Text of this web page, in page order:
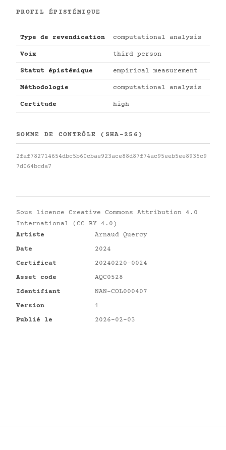
PROFIL ÉPISTÉMIQUE
Type de revendication computational analysis
Voix third person
Statut épistémique empirical measurement
Méthodologie computational analysis
Certitude high
SOMME DE CONTRÔLE (SHA-256)
2faf782714654dbc5b60cbae923ace88d87f74ac95eeb5ee8935c9
7d064bcda7
Sous licence Creative Commons Attribution 4.0
International (CC BY 4.0)
Artiste
Arnaud Quercy
Date
2024
Certificat
20240220-0024
Asset code
AQC0528
Identifiant
NAN-COL000407
Version
1
Publié le
2026-02-03